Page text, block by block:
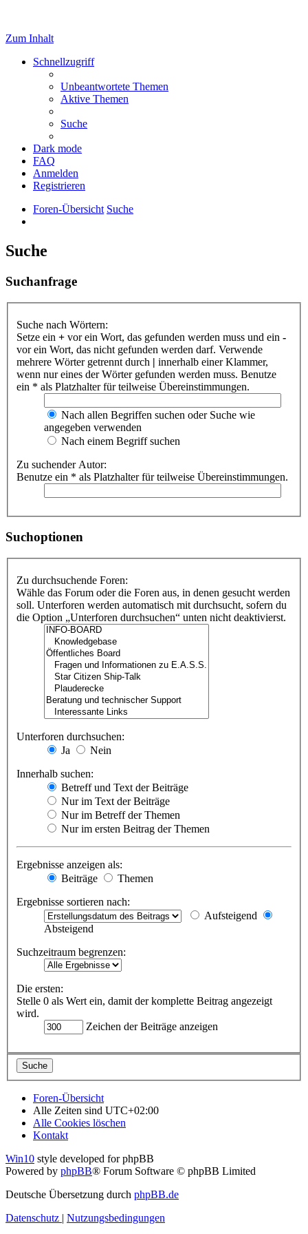
Zum Inhalt
Schnellzugriff
Unbeantwortete Themen
Aktive Themen
Suche
Dark mode
FAQ
Anmelden
Registrieren
Foren-Übersicht Suche
Suche
Suchanfrage
Suche nach Wörtern:
Setze ein + vor ein Wort, das gefunden werden muss und ein -
vor ein Wort, das nicht gefunden werden darf. Verwende
mehrere Wörter getrennt durch | innerhalb einer Klammer,
wenn nur eines der Wörter gefunden werden muss. Benutze
ein * als Platzhalter für teilweise Übereinstimmungen.
Nach allen Begriffen suchen oder Suche wie
angegeben verwenden
Nach einem Begriff suchen
Zu suchender Autor:
Benutze ein * als Platzhalter für teilweise Übereinstimmungen.
Suchoptionen
Zu durchsuchende Foren:
Wähle das Forum oder die Foren aus, in denen gesucht werden
soll. Unterforen werden automatisch mit durchsucht, sofern du
die Option „Unterforen durchsuchen“ unten nicht deaktivierst.
Unterforen durchsuchen:
Ja
Nein
Innerhalb suchen:
Betreff und Text der Beiträge
Nur im Text der Beiträge
Nur im Betreff der Themen
Nur im ersten Beitrag der Themen
Ergebnisse anzeigen als:
Beiträge
Themen
Ergebnisse sortieren nach:
Aufsteigend
Absteigend
Suchzeitraum begrenzen:
Die ersten:
Stelle 0 als Wert ein, damit der komplette Beitrag angezeigt
wird.
Zeichen der Beiträge anzeigen
Foren-Übersicht
Alle Zeiten sind UTC+02:00
Alle Cookies löschen
Kontakt
Win10 style developed for phpBB
Powered by phpBB® Forum Software © phpBB Limited
Deutsche Übersetzung durch phpBB.de
Datenschutz | Nutzungsbedingungen